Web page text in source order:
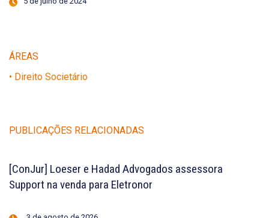
ÁREAS
• Direito Societário
PUBLICAÇÕES RELACIONADAS
[ConJur] Loeser e Hadad Advogados assessora
Support na venda para Eletronor